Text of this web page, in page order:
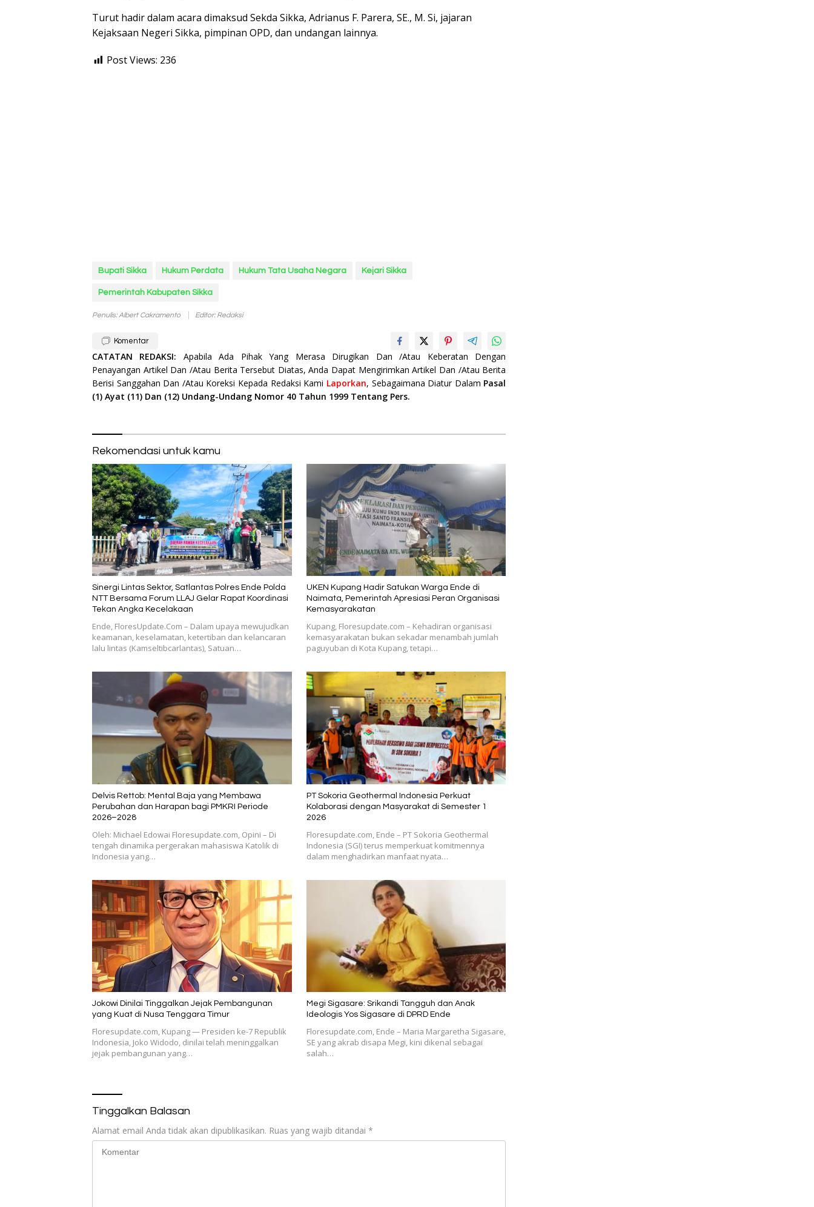
Turut hadir dalam acara dimaksud Sekda Sikka, Adrianus F. Parera, SE., M. Si, jajaran
Kejaksaan Negeri Sikka, pimpinan OPD, dan undangan lainnya.
Post Views: 236
Bupati Sikka Hukum Perdata Hukum Tata Usaha Negara Kejari Sikka
Pemerintah Kabupaten Sikka
Penulis: Albert Cakramento Editor: Redaksi
Komentar
CATATAN REDAKSI: Apabila Ada Pihak Yang Merasa Dirugikan Dan /Atau Keberatan Dengan
Penayangan Artikel Dan /Atau Berita Tersebut Diatas, Anda Dapat Mengirimkan Artikel Dan /Atau Berita
Berisi Sanggahan Dan /Atau Koreksi Kepada Redaksi Kami Laporkan, Sebagaimana Diatur Dalam Pasal
(1) Ayat (11) Dan (12) Undang-Undang Nomor 40 Tahun 1999 Tentang Pers.
Rekomendasi untuk kamu
Sinergi Lintas Sektor, Satlantas Polres Ende Polda
NTT Bersama Forum LLAJ Gelar Rapat Koordinasi
Tekan Angka Kecelakaan
​Ende, FloresUpdate.Com – Dalam upaya mewujudkan
keamanan, keselamatan, ketertiban dan kelancaran
lalu lintas (Kamseltibcarlantas), Satuan…
UKEN Kupang Hadir Satukan Warga Ende di
Naimata, Pemerintah Apresiasi Peran Organisasi
Kemasyarakatan
Kupang, Floresupdate.com – Kehadiran organisasi
kemasyarakatan bukan sekadar menambah jumlah
paguyuban di Kota Kupang, tetapi…
Delvis Rettob: Mental Baja yang Membawa
Perubahan dan Harapan bagi PMKRI Periode
2026–2028
Oleh: Michael Edowai Floresupdate.com, Opini – Di
tengah dinamika pergerakan mahasiswa Katolik di
Indonesia yang…
PT Sokoria Geothermal Indonesia Perkuat
Kolaborasi dengan Masyarakat di Semester 1
2026
Floresupdate.com, Ende – PT Sokoria Geothermal
Indonesia (SGI) terus memperkuat komitmennya
dalam menghadirkan manfaat nyata…
Jokowi Dinilai Tinggalkan Jejak Pembangunan
yang Kuat di Nusa Tenggara Timur
Floresupdate.com, Kupang — Presiden ke-7 Republik
Indonesia, Joko Widodo, dinilai telah meninggalkan
jejak pembangunan yang…
Megi Sigasare: Srikandi Tangguh dan Anak
Ideologis Yos Sigasare di DPRD Ende
Floresupdate.com, Ende – Maria Margaretha Sigasare,
SE yang akrab disapa Megi, kini dikenal sebagai
salah…
Tinggalkan Balasan
Alamat email Anda tidak akan dipublikasikan. Ruas yang wajib ditandai *